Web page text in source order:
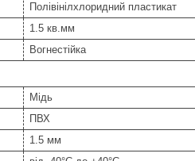
Полівінілхлоридний пластикат
1.5 кв.мм
Вогнестійка
Мідь
ПВХ
1.5 мм